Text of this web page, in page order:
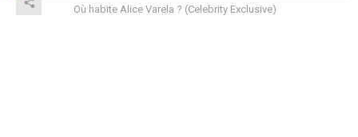
Où habite Alice Varela ? (Celebrity Exclusive)